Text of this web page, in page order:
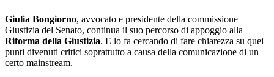
Giulia Bongiorno, avvocato e presidente della commissione
Giustizia del Senato, continua il suo percorso di appoggio alla
Riforma della Giustizia. E lo fa cercando di fare chiarezza su quei
punti divenuti critici soprattutto a causa della comunicazione di un
certo mainstream.